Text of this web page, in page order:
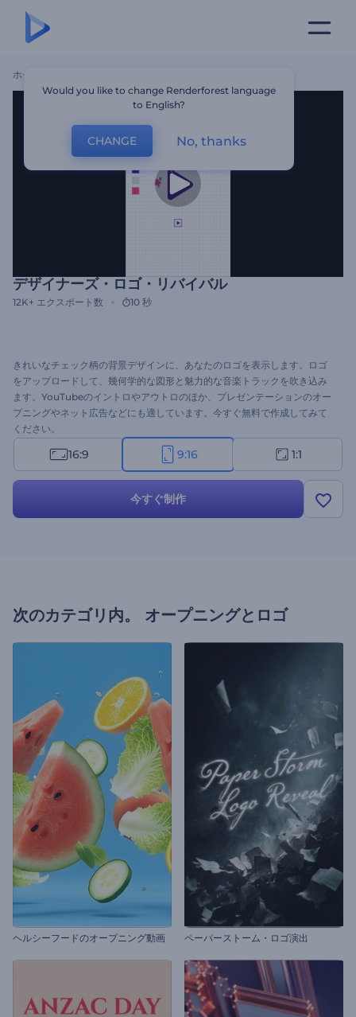
ホーム
デザイナーズ・ロゴ・リバイバル
12K+ エクスポート数 10 秒
きれいなチェック柄の背景デザインに、あなたのロゴを表示します。ロゴ
をアップロードして、幾何学的な図形と魅力的な音楽トラックを吹き込み
ます。YouTubeのイントロやアウトロのほか、プレゼンテーションのオー
プニングやネット広告などにも適しています。今すぐ無料で作成してみて
ください。
16:9 9:16 1:1
今すぐ制作
次のカテゴリ内。 オープニングとロゴ
ヘルシーフードのオープニング動画 ペーパーストーム・ロゴ演出
Would you like to change Renderforest language
to English?
CHANGE No, thanks